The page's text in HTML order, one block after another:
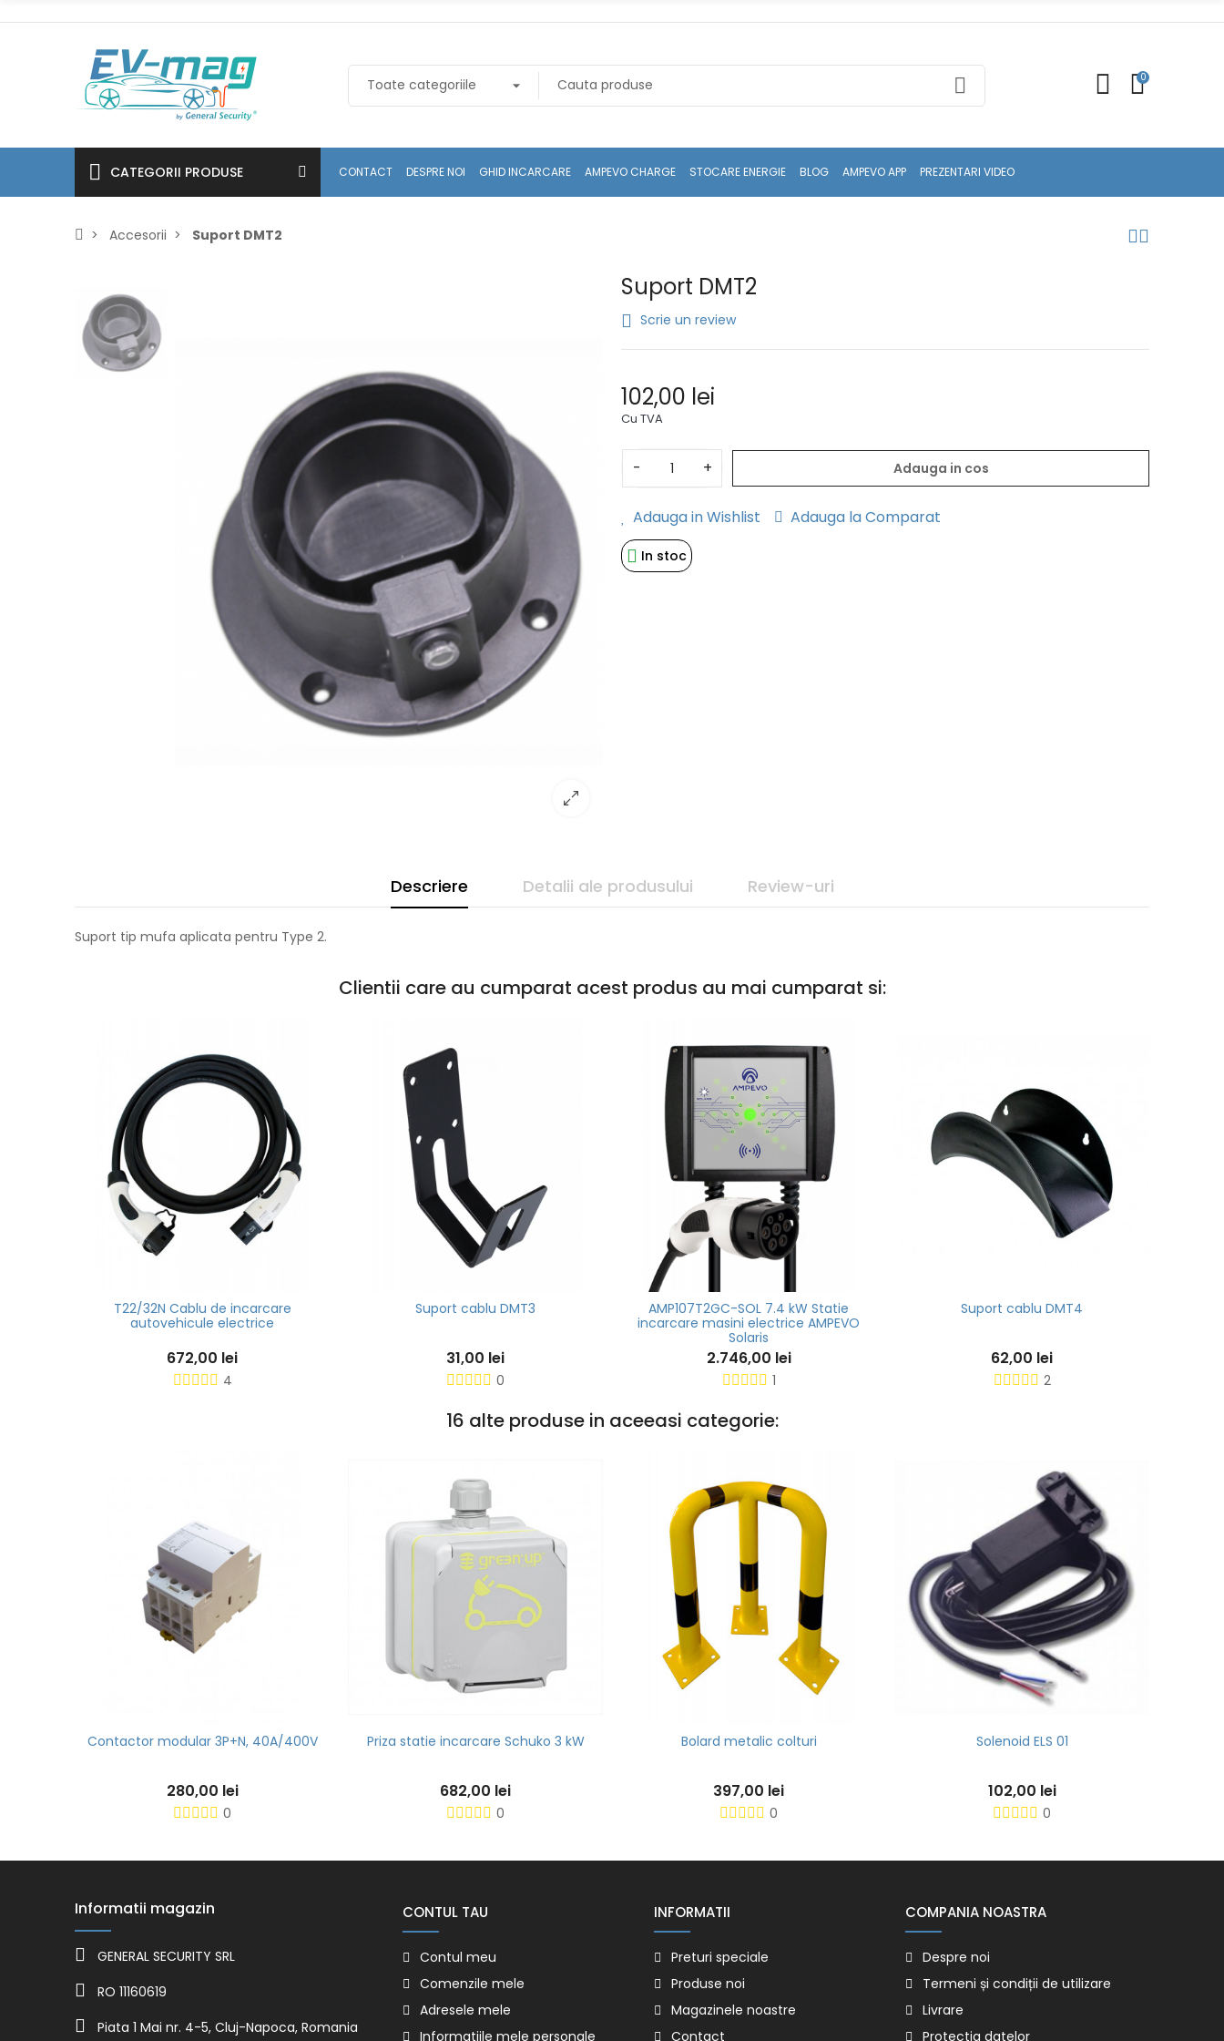
0
CATEGORII PRODUSE CONTACT DESPRE NOI GHID INCARCARE AMPEVO CHARGE STOCARE ENERGIE BLOG AMPEVO APP PREZENTARI VIDEO
Accesorii Suport DMT2
Suport DMT2
Scrie un review
102,00 lei
Cu TVA
- + Adauga in cos
Adauga in Wishlist Adauga la Comparat
In stoc
Descriere Detalii ale produsului Review-uri
Suport tip mufa aplicata pentru Type 2.
Clientii care au cumparat acest produs au mai cumparat si:
T22/32N Cablu de incarcare
autovehicule electrice
672,00 lei
4
Suport cablu DMT3
31,00 lei
0
AMP107T2GC-SOL 7.4 kW Statie
incarcare masini electrice AMPEVO
Solaris
2.746,00 lei
1
Suport cablu DMT4
62,00 lei
2
16 alte produse in aceeasi categorie:
Contactor modular 3P+N, 40A/400V
280,00 lei
0
Priza statie incarcare Schuko 3 kW
682,00 lei
0
Bolard metalic colturi
397,00 lei
0
Solenoid ELS 01
102,00 lei
0
Informatii magazin
GENERAL SECURITY SRL
RO 11160619
Piata 1 Mai nr. 4-5, Cluj-Napoca, Romania
CONTUL TAU
Contul meu
Comenzile mele
Adresele mele
Informatiile mele personale
INFORMATII
Preturi speciale
Produse noi
Magazinele noastre
Contact
COMPANIA NOASTRA
Despre noi
Termeni și condiții de utilizare
Livrare
Protectia datelor